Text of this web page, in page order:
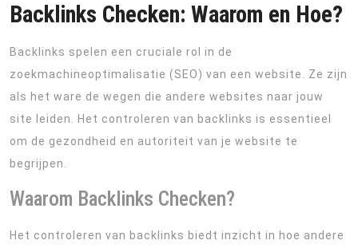
Backlinks Checken: Waarom en Hoe?
Backlinks spelen een cruciale rol in de
zoekmachineoptimalisatie (SEO) van een website. Ze zijn
als het ware de wegen die andere websites naar jouw
site leiden. Het controleren van backlinks is essentieel
om de gezondheid en autoriteit van je website te
begrijpen.
Waarom Backlinks Checken?
Het controleren van backlinks biedt inzicht in hoe andere